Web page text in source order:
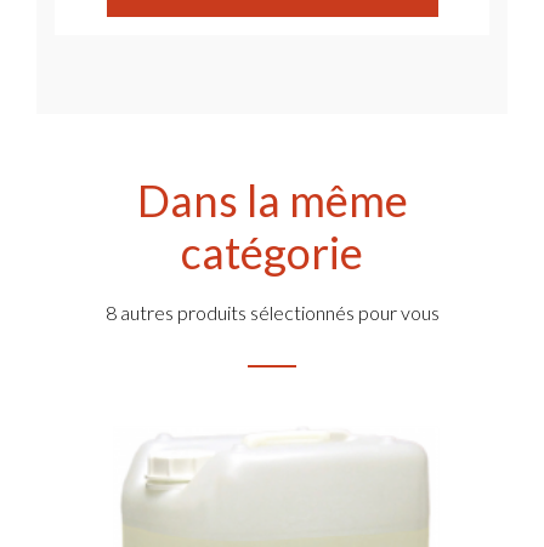
Dans la même
catégorie
8 autres produits sélectionnés pour vous